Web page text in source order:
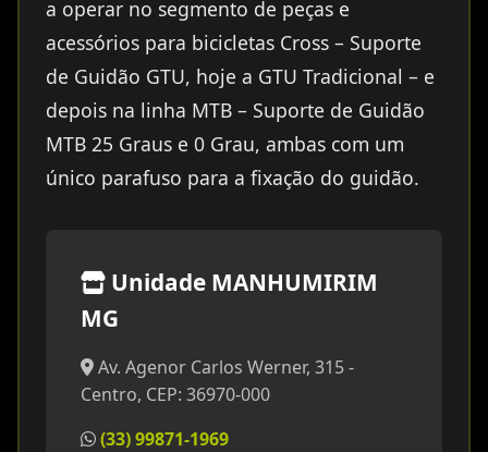
a operar no segmento de peças e
acessórios para bicicletas Cross – Suporte
de Guidão GTU, hoje a GTU Tradicional – e
depois na linha MTB – Suporte de Guidão
MTB 25 Graus e 0 Grau, ambas com um
único parafuso para a fixação do guidão.
Unidade MANHUMIRIM
MG
Av. Agenor Carlos Werner, 315 -
Centro, CEP: 36970-000
(33) 99871-1969